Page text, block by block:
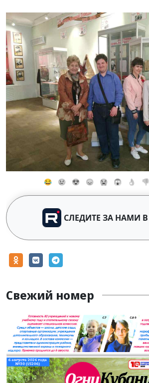
😂 😢 😍 😞 😭 😱 👌 👎
СЛЕДИТЕ ЗА НАМИ В
Свежий номер